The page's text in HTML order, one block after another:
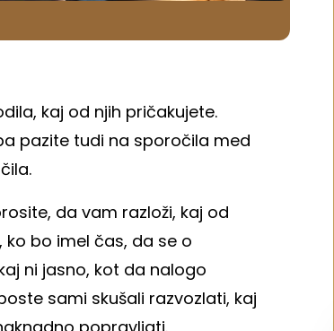
kaj od njih pričakujete.
pazite tudi na sporočila med
da vam razloži, kaj od
bo imel čas, da se o
ni jasno, kot da nalogo
sami skušali razvozlati, kaj